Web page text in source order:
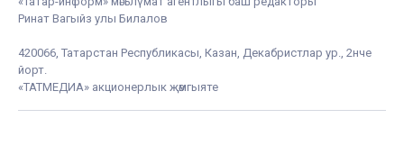
Ринат Вагыйз улы Билалов
420066, Татарстан Республикасы, Казан, Декабристлар ур., 2нче
йорт.
«ТАТМЕДИА» акционерлык җәмгыяте